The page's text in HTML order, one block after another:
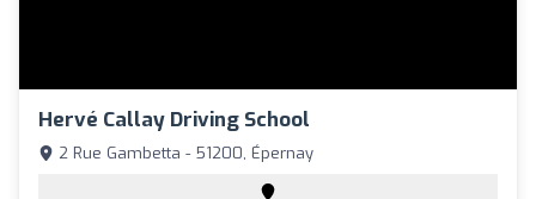
Hervé Callay Driving School
2 Rue Gambetta - 51200, Épernay